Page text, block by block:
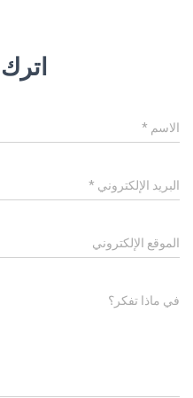
الاسم *
البريد الإلكتروني *
الموقع الإلكتروني
في ماذا تفكر؟